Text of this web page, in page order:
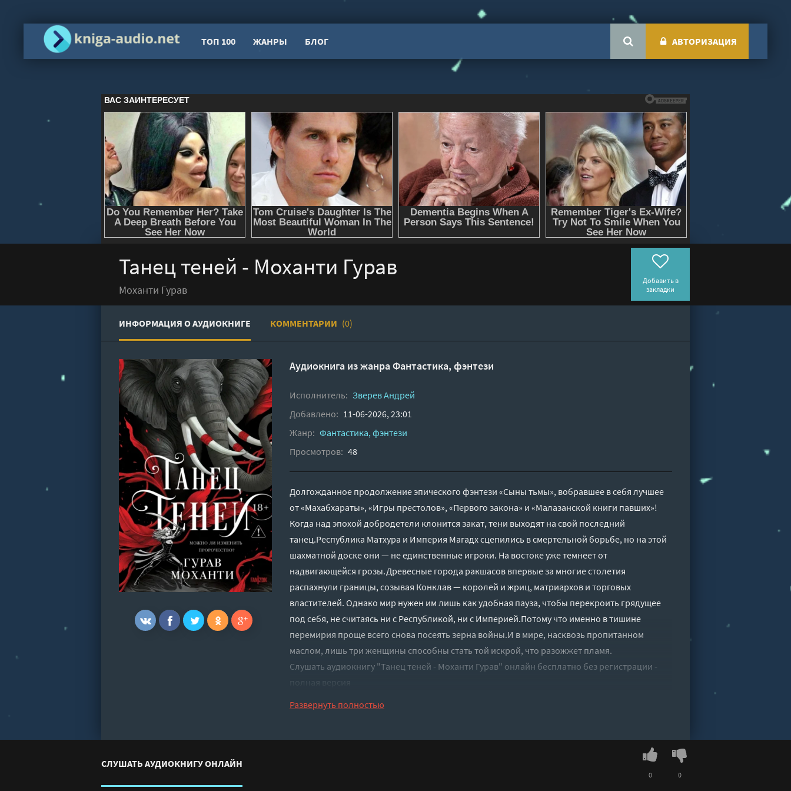
ТОП 100 ЖАНРЫ БЛОГ АВТОРИЗАЦИЯ
Танец теней - Моханти Гурав
Моханти Гурав
Добавить в
закладки
ИНФОРМАЦИЯ О АУДИОКНИГЕ КОММЕНТАРИИ (0)
Аудиокнига из жанраФантастика, фэнтези
Исполнитель: Зверев Андрей
Добавлено: 11-06-2026, 23:01
Жанр: Фантастика, фэнтези
Просмотров: 48
Долгожданное продолжение эпического фэнтези «Сыны тьмы», вобравшее в себя лучшее
от «Махабхараты», «Игры престолов», «Первого закона» и «Малазанской книги павших»!
Когда над эпохой добродетели клонится закат, тени выходят на свой последний
танец.Республика Матхура и Империя Магадх сцепились в смертельной борьбе, но на этой
шахматной доске они — не единственные игроки. На востоке уже темнеет от
надвигающейся грозы.Древесные города ракшасов впервые за многие столетия
распахнули границы, созывая Конклав — королей и жриц, матриархов и торговых
властителей. Однако мир нужен им лишь как удобная пауза, чтобы перекроить грядущее
под себя, не считаясь ни с Республикой, ни с Империей.Потому что именно в тишине
перемирия проще всего снова посеять зерна войны.И в мире, насквозь пропитанном
маслом, лишь три женщины способны стать той искрой, что разожжет пламя.
Слушать аудиокнигу "Танец теней - Моханти Гурав" онлайн бесплатно без регистрации -
полная версия
Развернуть полностью
СЛУШАТЬ АУДИОКНИГУ ОНЛАЙН
0 0